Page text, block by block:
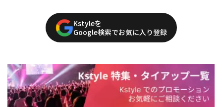
Kstyleを
Google検索でお気に入り登録